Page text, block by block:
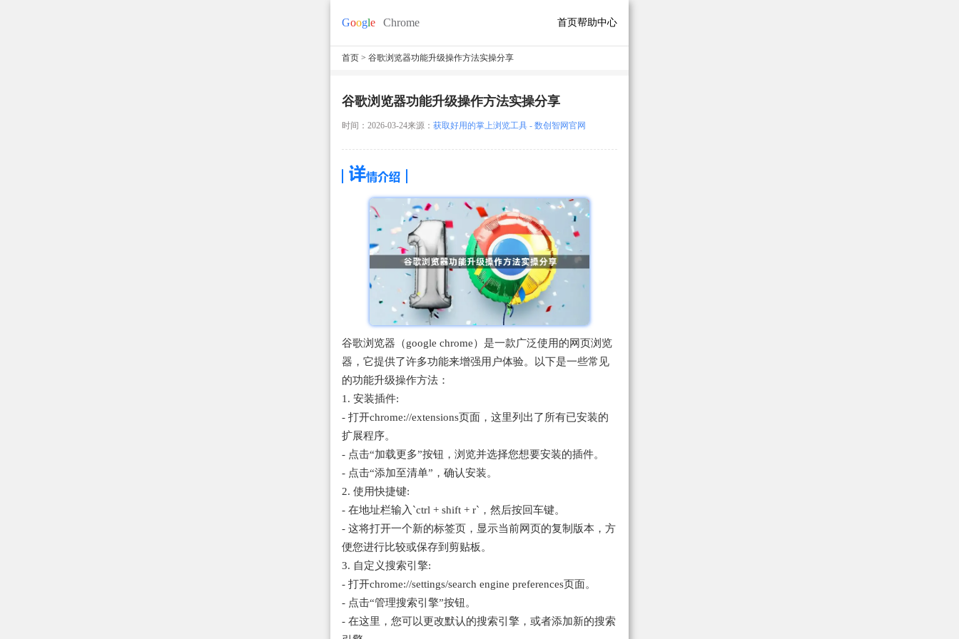
首页帮助中心
首页 > 谷歌浏览器功能升级操作方法实操分享
谷歌浏览器功能升级操作方法实操分享
时间：2026-03-24来源： 获取好用的掌上浏览工具 - 数创智网官网
谷歌浏览器（google chrome）是一款广泛使用的网页浏览
器，它提供了许多功能来增强用户体验。以下是一些常见
的功能升级操作方法：
1. 安装插件:
- 打开chrome://extensions页面，这里列出了所有已安装的
扩展程序。
- 点击“加载更多”按钮，浏览并选择您想要安装的插件。
- 点击“添加至清单”，确认安装。
2. 使用快捷键:
- 在地址栏输入`ctrl + shift + r`，然后按回车键。
- 这将打开一个新的标签页，显示当前网页的复制版本，方
便您进行比较或保存到剪贴板。
3. 自定义搜索引擎:
- 打开chrome://settings/search engine preferences页面。
- 点击“管理搜索引擎”按钮。
- 在这里，您可以更改默认的搜索引擎，或者添加新的搜索